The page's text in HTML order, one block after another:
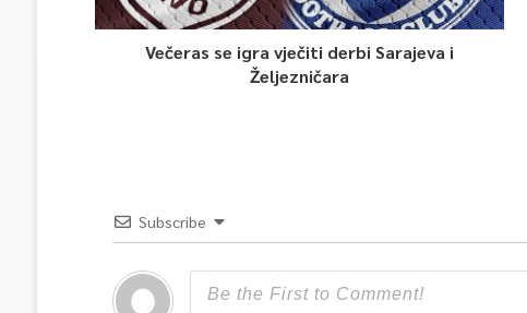
Večeras se igra vječiti derbi Sarajeva i
Željezničara
Subscribe